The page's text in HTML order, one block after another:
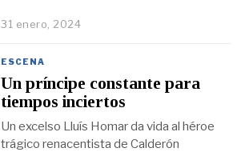
31 enero, 2024
ESCENA
Un príncipe constante para
tiempos inciertos
Un excelso Lluís Homar da vida al héroe
trágico renacentista de Calderón